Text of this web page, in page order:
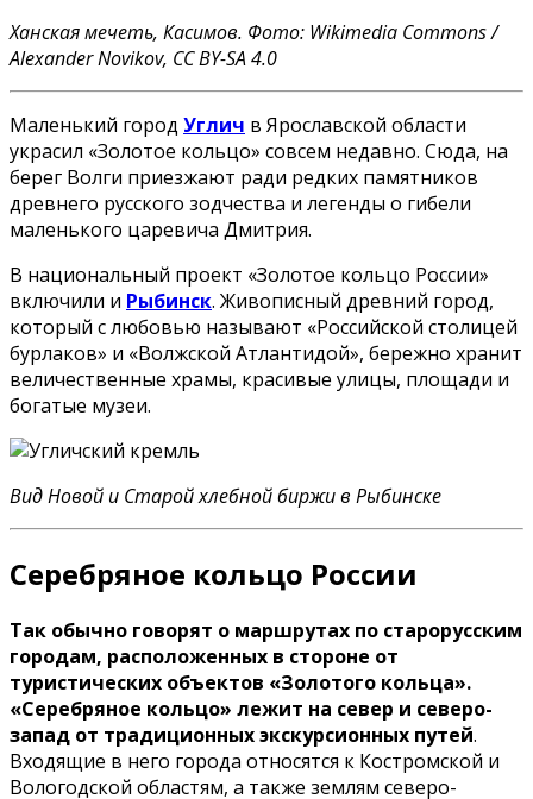
Ханская мечеть, Касимов. Фото: Wikimedia Commons /
Alexander Novikov, CC BY-SA 4.0
Маленький город Углич в Ярославской области
украсил «Золотое кольцо» совсем недавно. Сюда, на
берег Волги приезжают ради редких памятников
древнего русского зодчества и легенды о гибели
маленького царевича Дмитрия.
В национальный проект «Золотое кольцо России»
включили и Рыбинск. Живописный древний город,
который с любовью называют «Российской столицей
бурлаков» и «Волжской Атлантидой», бережно хранит
величественные храмы, красивые улицы, площади и
богатые музеи.
Вид Новой и Старой хлебной биржи в Рыбинске
Серебряное кольцо России
Так обычно говорят о маршрутах по старорусским
городам, расположенных в стороне от
туристических объектов «Золотого кольца».
«Серебряное кольцо» лежит на север и северо-
запад от традиционных экскурсионных путей.
Входящие в него города относятся к Костромской и
Вологодской областям, а также землям северо-